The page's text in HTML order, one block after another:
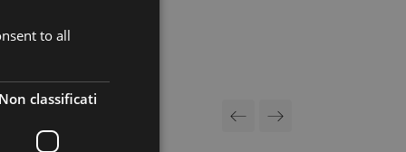
to all
Non classificati